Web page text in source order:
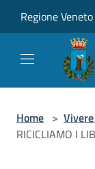
Regione Veneto
Home >
RICICLIAMO I